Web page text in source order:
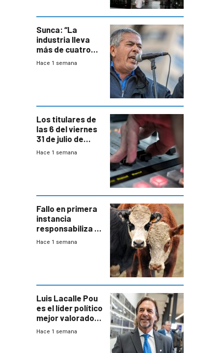
Sunca: “La
industria lleva
más de cuatro
meses sin
Hace 1 semana
Los titulares de
las 6 del viernes
31 de julio de
2026
Hace 1 semana
Fallo en primera
instancia
responsabiliza al
Estado por falta
Hace 1 semana
Luis Lacalle Pou
es el líder político
mejor valorado
del país, según
Hace 1 semana